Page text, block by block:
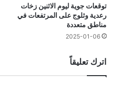
توقعات جوية ليوم الاثنين زخات
رعدية وثلوج على المرتفعات في
مناطق متعددة
2025-01-06
اترك تعليقاً